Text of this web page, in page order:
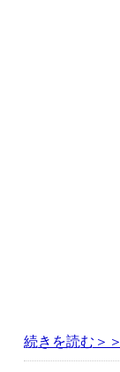
続きを読む＞＞